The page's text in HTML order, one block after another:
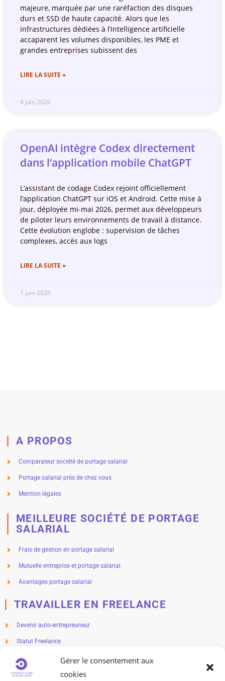
Gérer le consentement aux
cookies
majeure, marquée par une raréfaction des disques
durs et SSD de haute capacité. Alors que les
infrastructures dédiées à l’intelligence artificielle
accaparent les volumes disponibles, les PME et
grandes entreprises subissent des
LIRE LA SUITE »
4 juin 2026
OpenAI intègre Codex directement
dans l’application mobile ChatGPT
L’assistant de codage Codex rejoint officiellement
l’application ChatGPT sur iOS et Android. Cette mise à
jour, déployée mi-mai 2026, permet aux développeurs
de piloter leurs environnements de travail à distance.
Cette évolution englobe : supervision de tâches
complexes, accès aux logs
LIRE LA SUITE »
1 juin 2026
A PROPOS
Comparateur société de portage salarial
Portage salarial près de chez vous
Mention légales
MEILLEURE SOCIÉTÉ DE PORTAGE
SALARIAL
Frais de gestion en portage salarial
Mutuelle entreprise et portage salarial
Avantages portage salarial
TRAVAILLER EN FREELANCE
Devenir auto-entrepreuneur
Statut Freelance
Métier en freelance
Freelance salaire